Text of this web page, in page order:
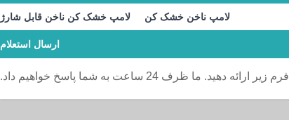
لامپ خشک کن ناخن قابل شارژ لامپ ناخن خشک کن
ارسال استعلام
ما ظرف 24 ساعت به شما پاسخ خواهیم داد.